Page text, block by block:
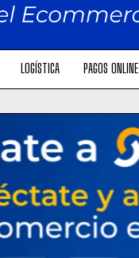
LOGÍSTICA PAGOS ONLINE